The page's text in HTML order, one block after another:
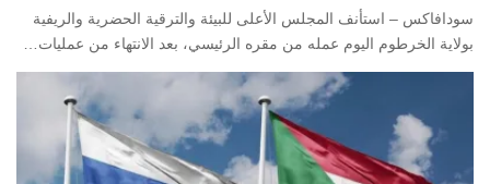
سودافاكس – استأنف المجلس الأعلى للبيئة والترقية الحضرية والريفية
بولاية الخرطوم اليوم عمله من مقره الرئيسي، بعد الانتهاء من عمليات…